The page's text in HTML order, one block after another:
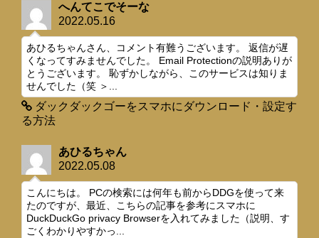
へんてこでそーな
2022.05.16
あひるちゃんさん、コメント有難うございます。 返信が遅
くなってすみませんでした。 Email Protectionの説明ありが
とうございます。 恥ずかしながら、このサービスは知りま
せんでした（笑 ＞...
ダックダックゴーをスマホにダウンロード・設定す
る方法
あひるちゃん
2022.05.08
こんにちは。 PCの検索には何年も前からDDGを使って来
たのですが、最近、こちらの記事を参考にスマホに
DuckDuckGo privacy Browserを入れてみました（説明、す
ごくわかりやすかっ...